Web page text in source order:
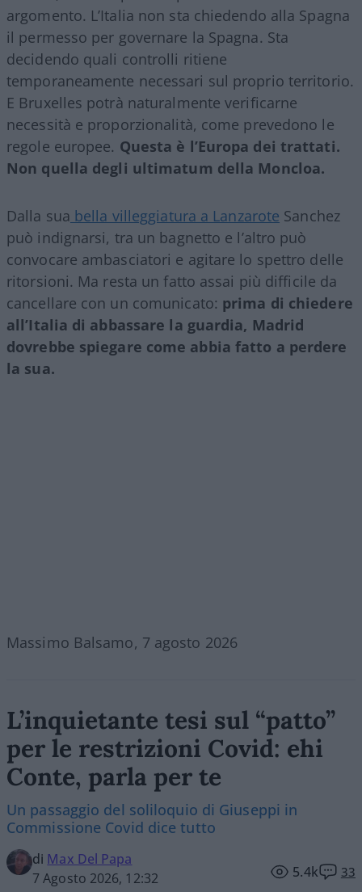
argomento. L’Italia non sta chiedendo alla Spagna
il permesso per governare la Spagna. Sta
decidendo quali controlli ritiene
temporaneamente necessari sul proprio territorio.
E Bruxelles potrà naturalmente verificarne
necessità e proporzionalità, come prevedono le
regole europee. Questa è l’Europa dei trattati.
Non quella degli ultimatum della Moncloa.
Dalla sua bella villeggiatura a Lanzarote Sanchez
può indignarsi, tra un bagnetto e l’altro può
convocare ambasciatori e agitare lo spettro delle
ritorsioni. Ma resta un fatto assai più difficile da
cancellare con un comunicato: prima di chiedere
all’Italia di abbassare la guardia, Madrid
dovrebbe spiegare come abbia fatto a perdere
la sua.
Massimo Balsamo, 7 agosto 2026
L’inquietante tesi sul “patto”
per le restrizioni Covid: ehi
Conte, parla per te
Un passaggio del soliloquio di Giuseppi in
Commissione Covid dice tutto
di Max Del Papa
7 Agosto 2026, 12:32
5.4k 33